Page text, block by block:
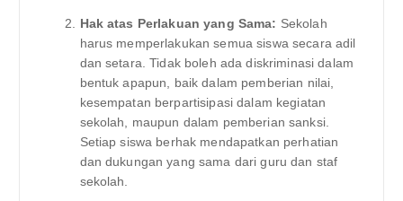
Hak atas Perlakuan yang Sama: Sekolah
harus memperlakukan semua siswa secara adil
dan setara. Tidak boleh ada diskriminasi dalam
bentuk apapun, baik dalam pemberian nilai,
kesempatan berpartisipasi dalam kegiatan
sekolah, maupun dalam pemberian sanksi.
Setiap siswa berhak mendapatkan perhatian
dan dukungan yang sama dari guru dan staf
sekolah.